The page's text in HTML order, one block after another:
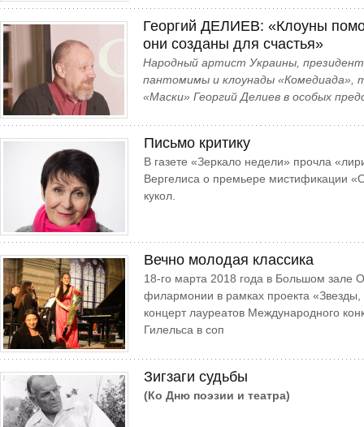
Георгий ДЕЛИЕВ: «Клоуны
они созданы для счастья»
Народный артист Украины,
пантомимы и клоунады «Комедиада»,
«Маски» Георгий Делиев в особых
Письмо критику
В газете «Зеркало недели» прочла
Вергелиса о премьере мистификации
кукол.
Вечно молодая классика
18-го марта 2018 года в Большом зале
филармонии в рамках проекта
концерт лауреатов Международного
Гилельса в соп
Зигзаги судьбы
(Ко Дню поэзии и театра)